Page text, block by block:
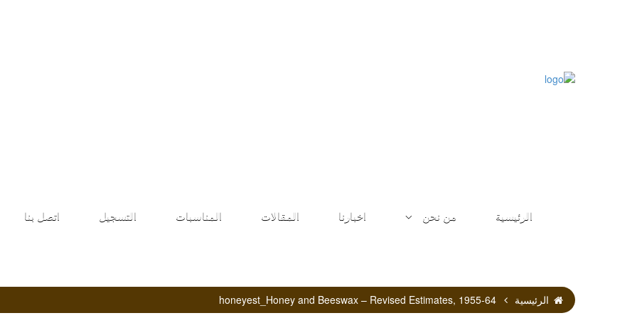
الرئيسية من نحن اخبارنا المقالات المناسبات التسجيل اتصل بنا
الرئيسية